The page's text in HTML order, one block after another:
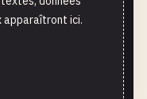
apparaîtront ici.